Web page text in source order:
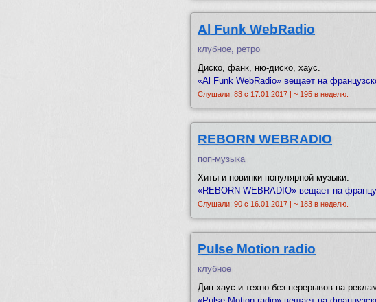
Al Funk WebRadio
клубное, ретро
Диско, фанк, ню-диско, хаус.
«Al Funk WebRadio» вещает на
Слушали: 83 с 17.01.2017 | ~ 195 в неделю.
REBORN WEBRADIO
поп-музыка
Хиты и новинки популярной музыки.
«REBORN WEBRADIO» вещает на
Слушали: 90 с 16.01.2017 | ~ 183 в неделю.
Pulse Motion radio
клубное
Дип-хаус и техно без перерывов на